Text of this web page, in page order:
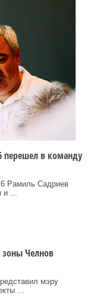
перешел в команду
Рамиль Садриев
и ...
зоны Челнов
мэру
...